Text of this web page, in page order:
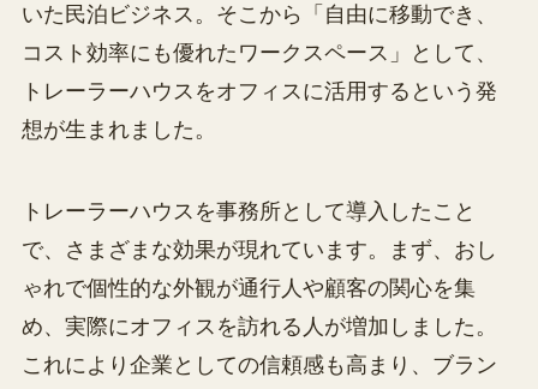
いた民泊ビジネス。そこから「自由に移動でき、
コスト効率にも優れたワークスペース」として、
トレーラーハウスをオフィスに活用するという発
想が生まれました。
トレーラーハウスを事務所として導入したこと
で、さまざまな効果が現れています。まず、おし
ゃれで個性的な外観が通行人や顧客の関心を集
め、実際にオフィスを訪れる人が増加しました。
これにより企業としての信頼感も高まり、ブラン